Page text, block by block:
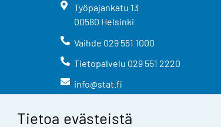
Tietoa evästeistä
Työpajankatu 13
00580 Helsinki
Vaihde 029 551 1000
Tietopalvelu 029 551 2220
info@stat.fi